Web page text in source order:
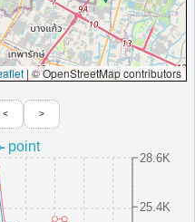
朝食選択可,ラウンジアクセス有
レード有（スイート含む）,The
ティー無料
ク、オートグラフ
| © OpenStreetMap contributors
25.4K
28.6K
point
< >